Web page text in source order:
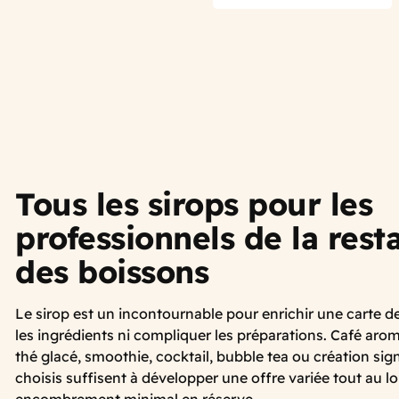
Tous les sirops pour les
professionnels de la
des boissons
Le sirop est un incontournable pour enrichir une carte
les ingrédients ni compliquer les préparations. Café
thé glacé, smoothie, cocktail, bubble tea ou création
choisis suffisent à développer une offre variée tout au